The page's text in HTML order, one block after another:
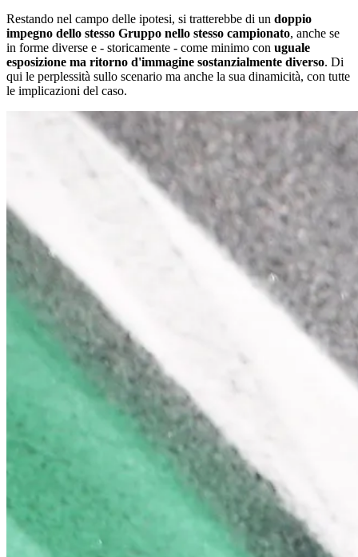
Restando nel campo delle ipotesi, si tratterebbe di un doppio
impegno dello stesso Gruppo nello stesso campionato, anche se
in forme diverse e - storicamente - come minimo con uguale
esposizione ma ritorno d'immagine sostanzialmente diverso. Di
qui le perplessità sullo scenario ma anche la sua dinamicità, con tutte
le implicazioni del caso.